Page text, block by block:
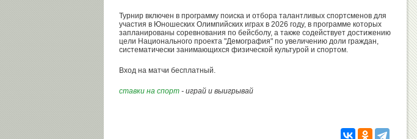
Турнир включен в программу поиска и отбора талантливых спортсменов для
участия в Юношеских Олимпийских играх в 2026 году, в программе которых
запланированы соревнования по бейсболу, а также содействует достижению
цели Национального проекта "Демография" по увеличению доли граждан,
систематически занимающихся физической культурой и спортом.
Вход на матчи бесплатный.
ставки на спорт - играй и выигрывай